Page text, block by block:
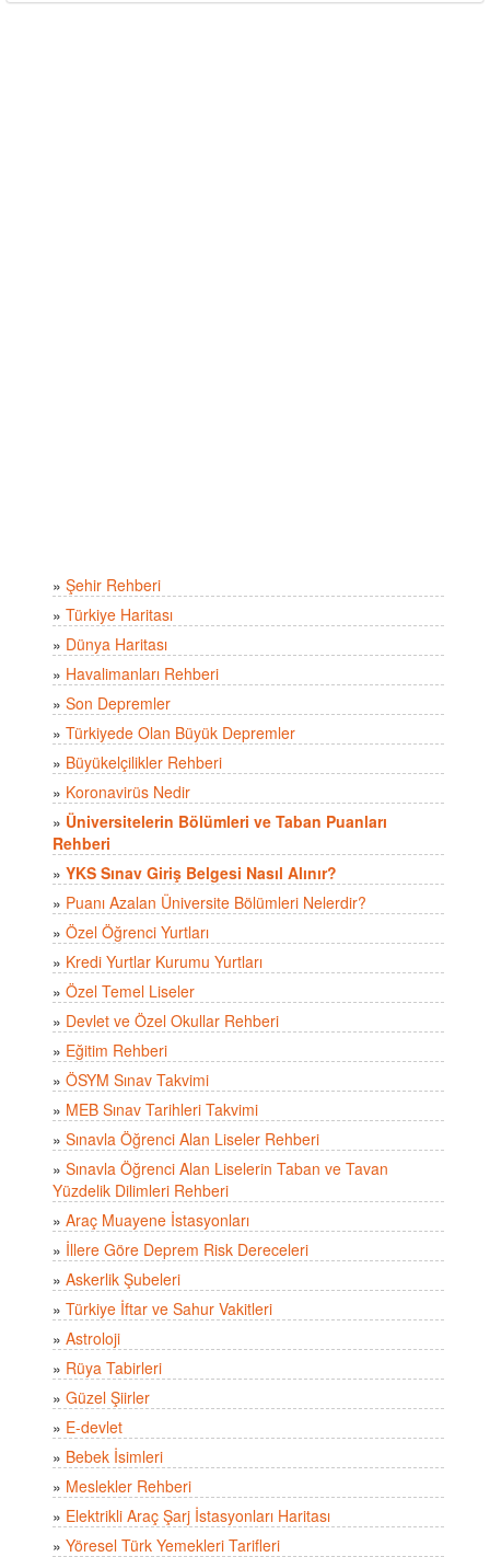
» Şehir Rehberi
» Türkiye Haritası
» Dünya Haritası
» Havalimanları Rehberi
» Son Depremler
» Türkiyede Olan Büyük Depremler
» Büyükelçilikler Rehberi
» Koronavirüs Nedir
» Üniversitelerin Bölümleri ve Taban Puanları
Rehberi
» YKS Sınav Giriş Belgesi Nasıl Alınır?
» Puanı Azalan Üniversite Bölümleri Nelerdir?
» Özel Öğrenci Yurtları
» Kredi Yurtlar Kurumu Yurtları
» Özel Temel Liseler
» Devlet ve Özel Okullar Rehberi
» Eğitim Rehberi
» ÖSYM Sınav Takvimi
» MEB Sınav Tarihleri Takvimi
» Sınavla Öğrenci Alan Liseler Rehberi
» Sınavla Öğrenci Alan Liselerin Taban ve Tavan
Yüzdelik Dilimleri Rehberi
» Araç Muayene İstasyonları
» İllere Göre Deprem Risk Dereceleri
» Askerlik Şubeleri
» Türkiye İftar ve Sahur Vakitleri
» Astroloji
» Rüya Tabirleri
» Güzel Şiirler
» E-devlet
» Bebek İsimleri
» Meslekler Rehberi
» Elektrikli Araç Şarj İstasyonları Haritası
» Yöresel Türk Yemekleri Tarifleri